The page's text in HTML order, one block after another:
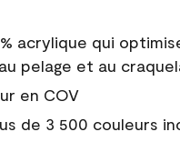
% acrylique qui
pelage et au
en COV
de 3 500 couleurs